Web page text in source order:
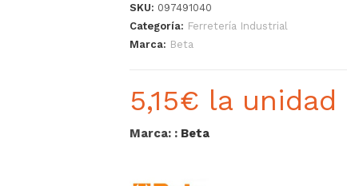
SKU: 097491040
Categoría: Ferretería Industrial
Marca: Beta
5,15€ la unidad
Marca: : Beta